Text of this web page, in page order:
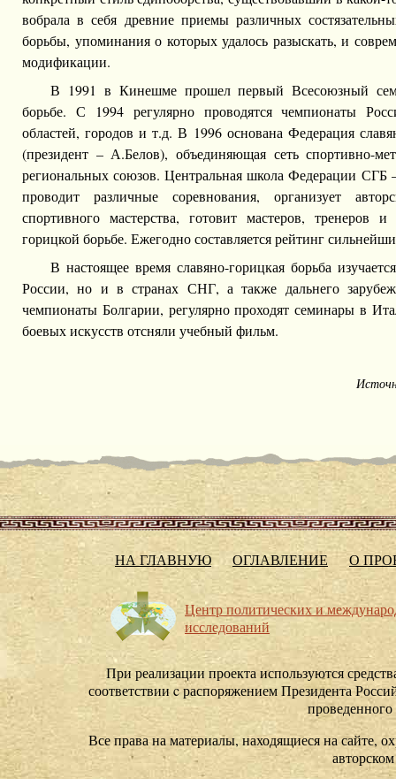
вобрала в себя древние приемы различных
борьбы, упоминания о которых удалось разыскать, и
модификации.
В 1991 в Кинешме прошел первый Всесоюзный
борьбе. С 1994 регулярно проводятся чемпионаты
областей, городов и т.д. В 1996 основана Федерация
(президент – А.Белов), объединяющая сеть спортивно-
региональных союзов. Центральная школа Федерации СГБ
проводит различные соревнования, организует
спортивного мастерства, готовит мастеров, тренеров
горицкой борьбе. Ежегодно составляется рейтинг
В настоящее время славяно-горицкая борьба
России, но и в странах СНГ, а также дальнего
чемпионаты Болгарии, регулярно проходят семинары в
боевых искусств отсняли учебный фильм.
НА ГЛАВНУЮ ОГЛАВЛЕНИЕ О
Центр политических и
исследований
При реализации проекта используются
соответствии c распоряжением Президента
Все права на материалы, находящиеся на сайте,